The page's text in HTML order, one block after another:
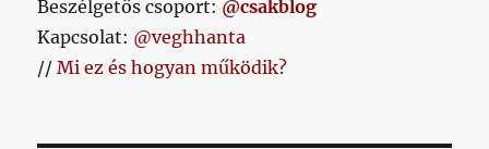
Beszélgetős csoport: @csakblog
Kapcsolat: @veghhanta
//Mi ez és hogyan működik?